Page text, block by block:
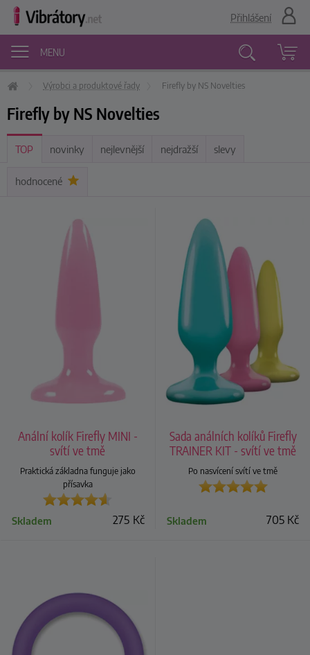
MENU
Vyhledávání
Přihlášení
Výrobci a produktové řady Firefly by NS Novelties
Firefly by NS Novelties
TOP novinky nejlevnější nejdražší slevy
hodnocené
Anální kolík Firefly MINI -
svítí ve tmě
Praktická základna funguje jako
přísavka
275 Kč
Skladem
Sada análních kolíků Firefly
TRAINER KIT - svítí ve tmě
Po nasvícení svítí ve tmě
705 Kč
Skladem